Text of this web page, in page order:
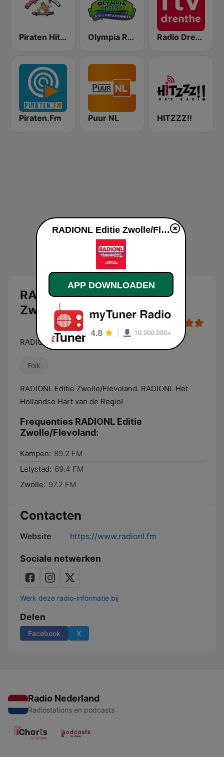
Piraten Hits Twente Olympia Radio Radio Drenthe
Piraten.Fm Puur NL HITZZZ!!
RADIONL Editie
Zwolle/Flevoland
RADIONL Het Hollandse Hart van de Regio!
Folk
RADIONL Editie Zwolle/Flevoland. RADIONL Het
Hollandse Hart van de Regio!
Frequenties RADIONL Editie
Zwolle/Flevoland:
Kampen: 89.2 FM
Lelystad: 89.4 FM
Zwolle: 97.2 FM
Contacten
Website https://www.radionl.fm
Sociale netwerken
Werk deze radio-informatie bij
Delen
Facebook X
Radio Nederland
Radiostations en podcasts
RADIONL Editie Zwolle/Flevoland live luisteren
APP DOWNLOADEN